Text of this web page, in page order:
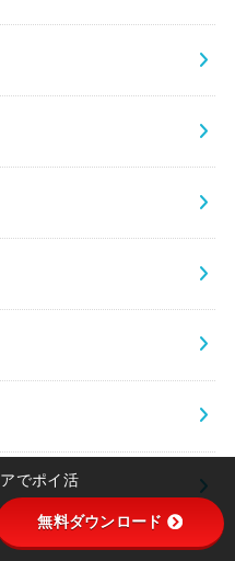
でポイ活
無料ダウンロード